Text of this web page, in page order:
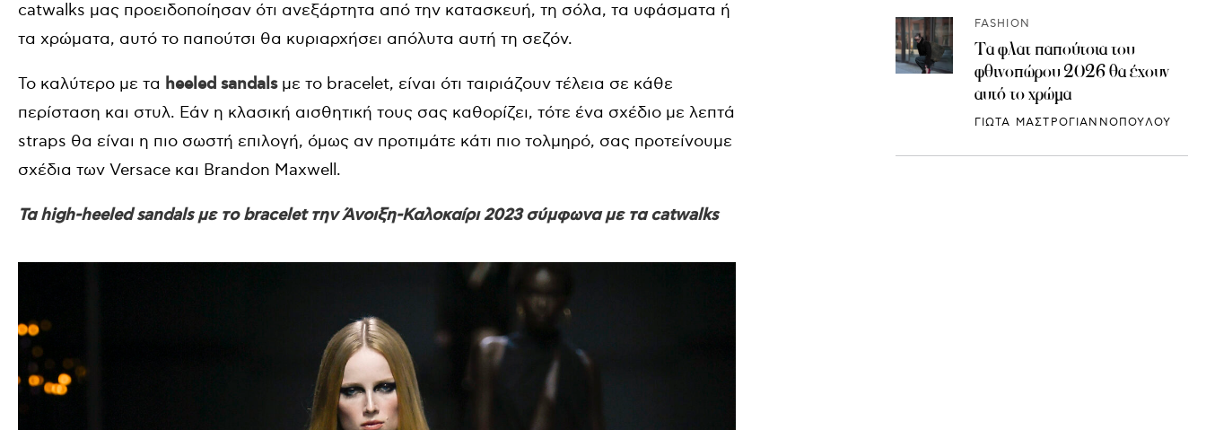
catwalks μας προειδοποίησαν ότι ανεξάρτητα από την κατασκευή, τη σόλα, τα υφάσματα ή
τα χρώματα, αυτό το παπούτσι θα κυριαρχήσει απόλυτα αυτή τη σεζόν.
Το καλύτερο με τα heeled sandalsμε το bracelet, είναι ότι ταιριάζουν τέλεια σε κάθε
περίσταση και στυλ. Εάν η κλασική αισθητική τους σας καθορίζει, τότε ένα σχέδιο με λεπτά
straps θα είναι η πιο σωστή επιλογή, όμως αν προτιμάτε κάτι πιο τολμηρό, σας προτείνουμε
σχέδια των Versace και Brandon Maxwell.
Τα high-heeled sandals με το bracelet την Άνοιξη-Καλοκαίρι 2023 σύμφωνα με τα catwalks
FASHION
Τα φλατ παπούτσια του
φθινοπώρου 2026 θα έχουν
αυτό το χρώμα
ΓΙΩΤΑ ΜΑΣΤΡΟΓΙΑΝΝΟΠΟΥΛΟΥ